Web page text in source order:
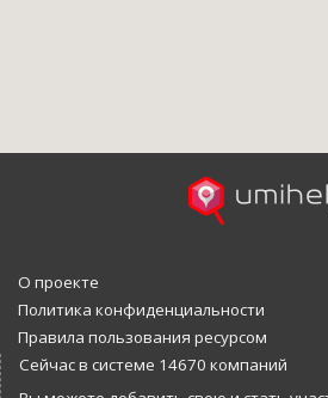
О проекте
Политика конфиденциальности
Правила пользования ресурсом
Сейчас в системе 14670 компаний